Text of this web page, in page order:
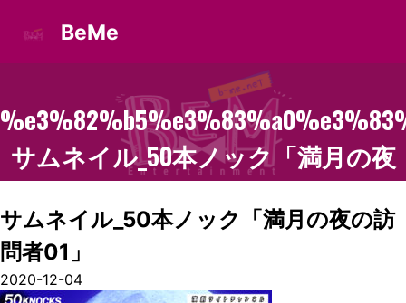
BeMe
サムネイル_50本ノック「満月の夜
の訪問者01」
サムネイル_50本ノック「満月の夜の訪
問者01」
2020-12-04